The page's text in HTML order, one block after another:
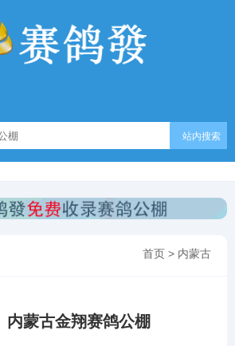
站内搜索
首页 > 内蒙古
内蒙古金翔赛鸽公棚